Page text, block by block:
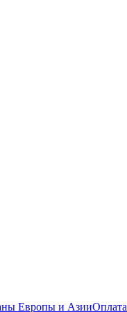
Европы и АзииОплата